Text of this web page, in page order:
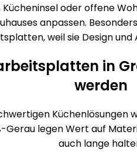
oder offene
anpassen.
weil sie Design
in
werden
Küchenlösungen
legen Wert auf
auch lange